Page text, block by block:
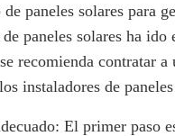
paneles solares para
paneles solares ha
recomienda contratar
instaladores de
El primer paso